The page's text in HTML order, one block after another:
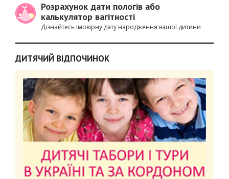
Розрахунок дати пологів або
калькулятор вагітності
Дізнайтесь імовірну дату народження вашої дитини
ДИТЯЧИЙ ВІДПОЧИНОК